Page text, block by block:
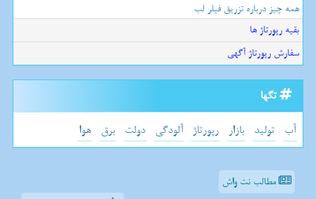
همه چیز درباره تزریق فیلر لب
بقیه رپورتاژ ها
سفارش رپورتاژ آگهی
تگها
آب تولید بازار رپورتاژ آلودگی دولت برق هوا
مطالب نت واش